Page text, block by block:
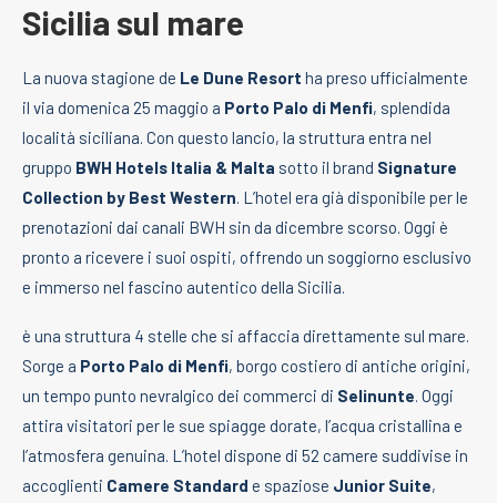
Sicilia sul mare
La nuova stagione de Le Dune Resort ha preso ufficialmente
il via domenica 25 maggio a Porto Palo di Menfi, splendida
località siciliana. Con questo lancio, la struttura entra nel
gruppo BWH Hotels Italia & Malta sotto il brand Signature
Collection by Best Western. L’hotel era già disponibile per le
prenotazioni dai canali BWH sin da dicembre scorso. Oggi è
pronto a ricevere i suoi ospiti, offrendo un soggiorno esclusivo
e immerso nel fascino autentico della Sicilia.
è una struttura 4 stelle che si affaccia direttamente sul mare.
Sorge a Porto Palo di Menfi, borgo costiero di antiche origini,
un tempo punto nevralgico dei commerci di Selinunte. Oggi
attira visitatori per le sue spiagge dorate, l’acqua cristallina e
l’atmosfera genuina. L’hotel dispone di 52 camere suddivise in
accoglienti Camere Standard e spaziose Junior Suite,